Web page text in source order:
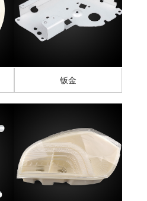
钣金